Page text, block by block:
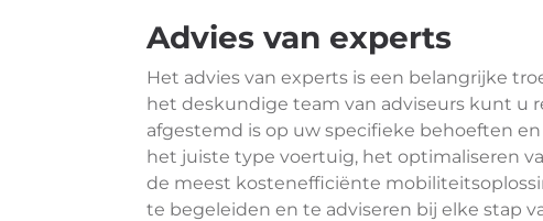
Advies van experts
Het advies van experts is een belangrijke
het deskundige team van adviseurs kunt u
afgestemd is op uw specifieke behoeften
het juiste type voertuig, het optimaliseren
de meest kostenefficiënte
te begeleiden en te adviseren bij elke stap